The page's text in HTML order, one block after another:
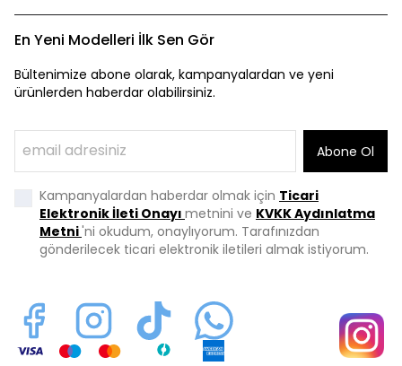
En Yeni Modelleri İlk Sen Gör
Bültenimize abone olarak, kampanyalardan ve yeni
ürünlerden haberdar olabilirsiniz.
Abone Ol
Kampanyalardan haberdar olmak için Ticari
Elektronik İleti Onayı metnini ve KVKK Aydınlatma
Metni'ni okudum, onaylıyorum. Tarafınızdan
gönderilecek ticari elektronik iletileri almak istiyorum.